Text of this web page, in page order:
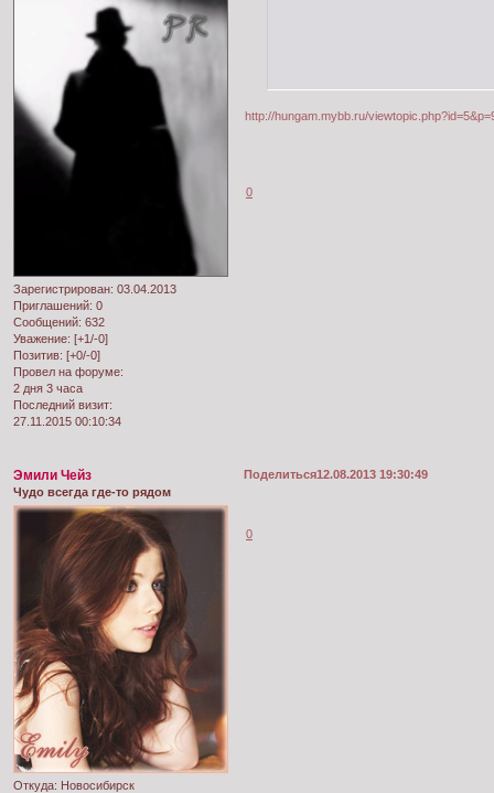
Зарегистрирован: 03.04.2013
Приглашений: 0
Сообщений: 632
Уважение: [+1/-0]
Позитив: [+0/-0]
Провел на форуме:
2 дня 3 часа
Последний визит:
27.11.2015 00:10:34
http://hungam.mybb.ru/
0
Поделиться12.08.2013 19:30:49
Эмили Чейз
Чудо всегда где-то рядом
Откуда: Новосибирск
0